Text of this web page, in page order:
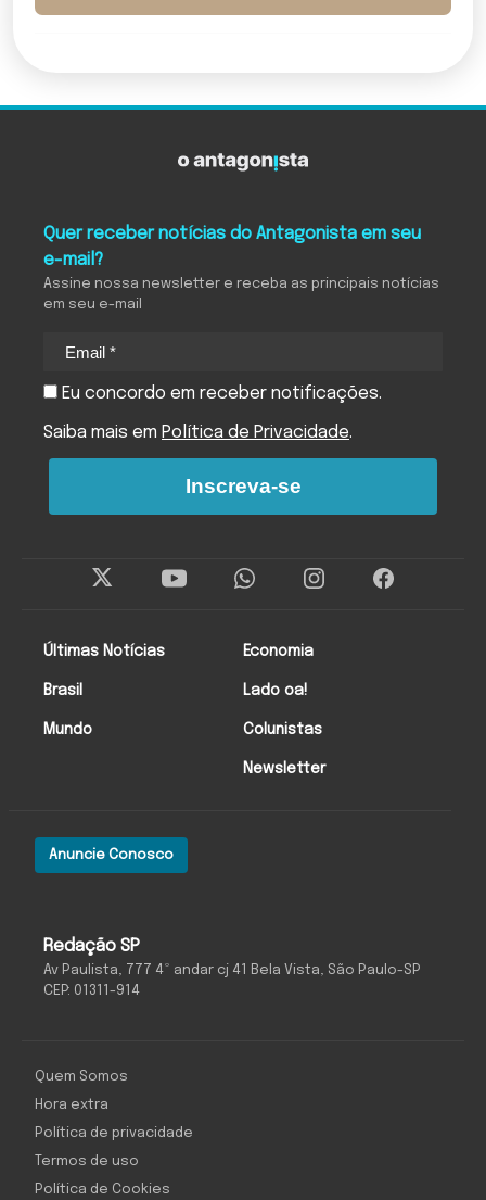
Redação SP
Av Paulista, 777 4º andar cj 41 Bela Vista, São Paulo-SP
CEP: 01311-914
Anuncie Conosco
Últimas Notícias
Brasil
Mundo
Economia
Lado oa!
Colunistas
Newsletter
Quer receber notícias do Antagonista em seu
e-mail?
Assine nossa newsletter e receba as principais notícias
em seu e-mail
Eu concordo em receber notificações.
Saiba mais em Política de Privacidade.
Inscreva-se
Quem Somos
Hora extra
Política de privacidade
Termos de uso
Política de Cookies